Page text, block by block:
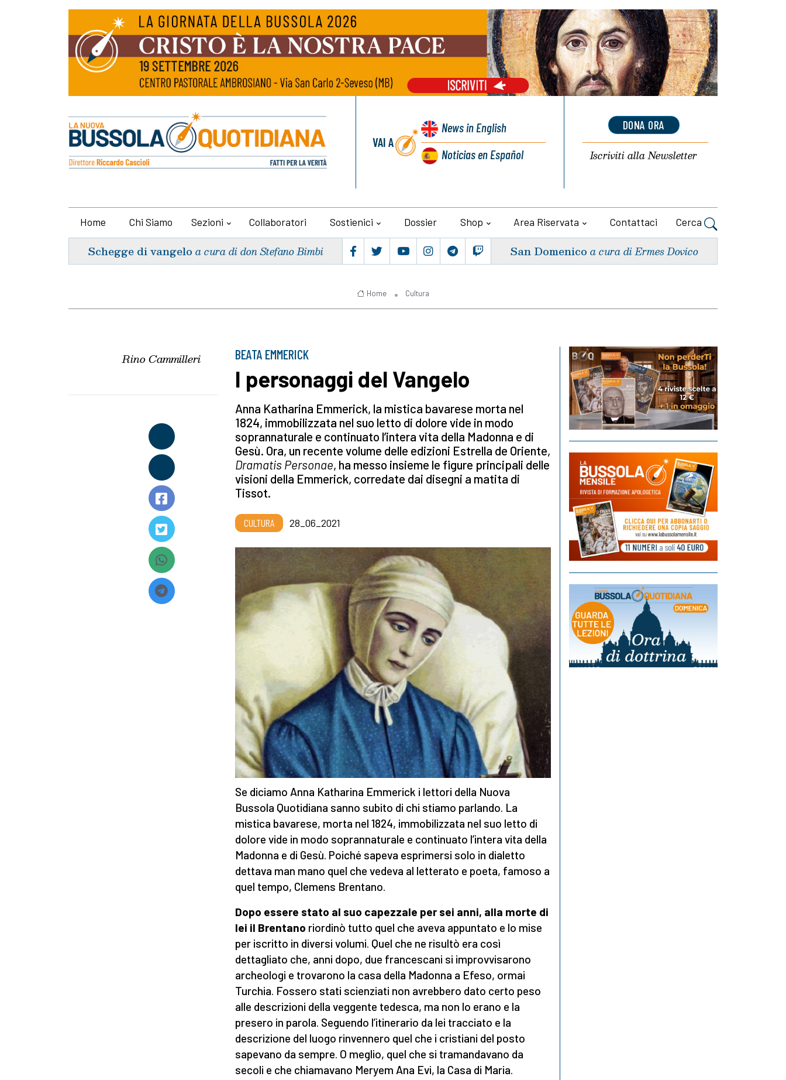
VAI A
Newsin English
Noticiasen Español
DONA ORA
Iscriviti allaNewsletter
Home Chi Siamo Sezioni Collaboratori Sostienici Dossier Shop Area Riservata Contattaci Cerca
Schegge di vangelo a cura di don Stefano Bimbi San Domenico a cura di Ermes Dovico
Home Cultura
Rino Cammilleri BEATA EMMERICK
I personaggi del Vangelo
Anna Katharina Emmerick, la mistica bavarese morta nel
1824, immobilizzata nel suo letto di dolore vide in modo
soprannaturale e continuato l’intera vita della Madonna e di
Gesù. Ora, un recente volume delle edizioni Estrella de Oriente,
Dramatis Personae, ha messo insieme le figure principali delle
visioni della Emmerick, corredate dai disegni a matita di
Tissot.
CULTURA 28_06_2021
Se diciamo Anna Katharina Emmerick i lettori della Nuova
Bussola Quotidiana sanno subito di chi stiamo parlando. La
mistica bavarese, morta nel 1824, immobilizzata nel suo letto di
dolore vide in modo soprannaturale e continuato l’intera vita della
Madonna e di Gesù. Poiché sapeva esprimersi solo in dialetto
dettava man mano quel che vedeva al letterato e poeta, famoso a
quel tempo, Clemens Brentano.
Dopo essere stato al suo capezzale per sei anni, alla morte di
lei il Brentano riordinò tutto quel che aveva appuntato e lo mise
per iscritto in diversi volumi. Quel che ne risultò era così
dettagliato che, anni dopo, due francescani si improvvisarono
archeologi e trovarono la casa della Madonna a Efeso, ormai
Turchia. Fossero stati scienziati non avrebbero dato certo peso
alle descrizioni della veggente tedesca, ma non lo erano e la
presero in parola. Seguendo l’itinerario da lei tracciato e la
descrizione del luogo rinvennero quel che i cristiani del posto
sapevano da sempre. O meglio, quel che si tramandavano da
secoli e che chiamavano Meryem Ana Evi, la Casa di Maria.